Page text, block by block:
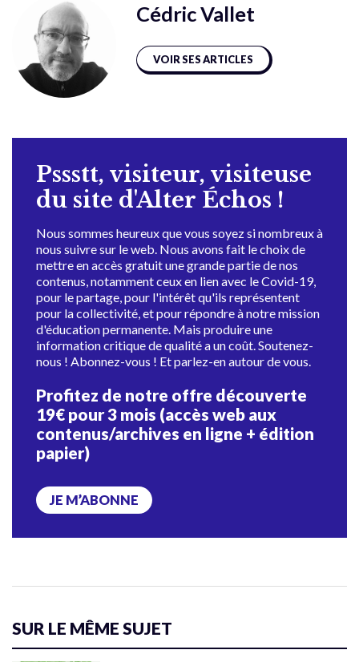
Cédric Vallet
VOIR SES ARTICLES
Pssstt, visiteur, visiteuse
du site d'Alter Échos !
Nous sommes heureux que vous soyez si nombreux à
nous suivre sur le web. Nous avons fait le choix de
mettre en accès gratuit une grande partie de nos
contenus, notamment ceux en lien avec le Covid-19,
pour le partage, pour l'intérêt qu'ils représentent
pour la collectivité, et pour répondre à notre mission
d'éducation permanente. Mais produire une
information critique de qualité a un coût. Soutenez-
nous ! Abonnez-vous ! Et parlez-en autour de vous.
Profitez de notre offre découverte
19€ pour 3 mois (accès web aux
contenus/archives en ligne + édition
papier)
JE M’ABONNE
SUR LE MÊME SUJET